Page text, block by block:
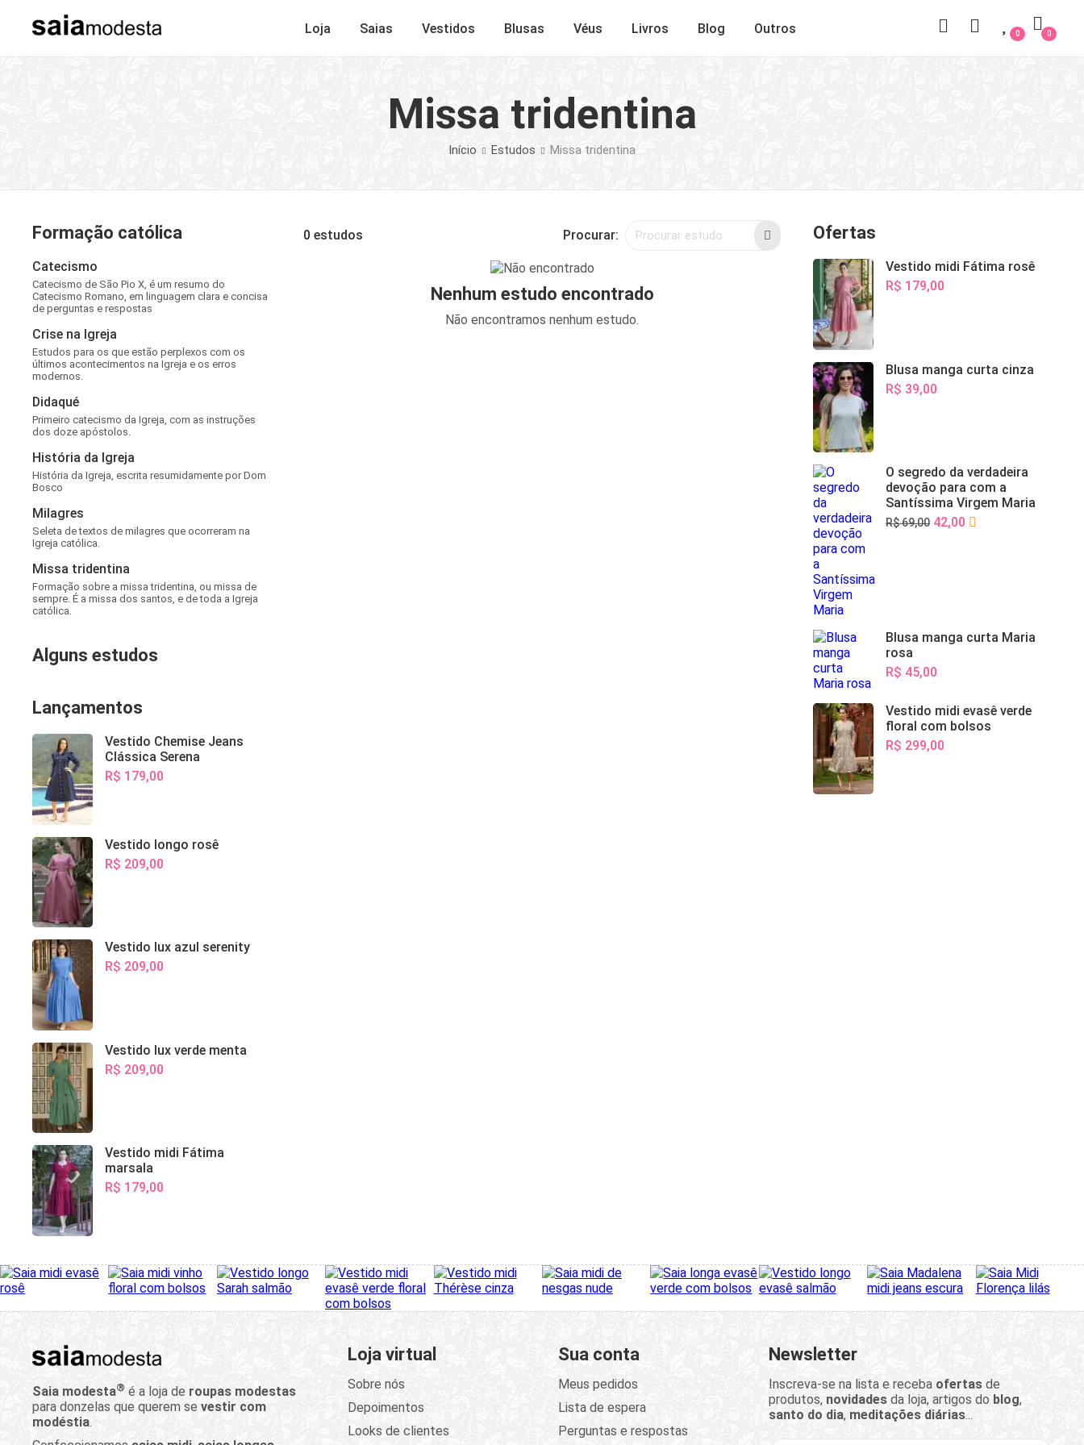
Loja Saias Vestidos Blusas Véus Livros Blog Outros 0
0
Missa tridentina
Início Estudos Missa tridentina
Formação católica
Catecismo
Catecismo de São Pio X, é um resumo do
Catecismo Romano, em linguagem clara e concisa
de perguntas e respostas
Crise na Igreja
Estudos para os que estão perplexos com os
últimos acontecimentos na Igreja e os erros
modernos.
Didaqué
Primeiro catecismo da Igreja, com as instruções
dos doze apóstolos.
História da Igreja
História da Igreja, escrita resumidamente por Dom
Bosco
Milagres
Seleta de textos de milagres que ocorreram na
Igreja católica.
Missa tridentina
Formação sobre a missa tridentina, ou missa de
sempre. É a missa dos santos, e de toda a Igreja
católica.
Alguns estudos
Lançamentos
Vestido Chemise Jeans
Clássica Serena
R$ 179,00
Vestido longo rosê
R$ 209,00
Vestido lux azul serenity
R$ 209,00
Vestido lux verde menta
R$ 209,00
Vestido midi Fátima
marsala
R$ 179,00
0 estudos Procurar:
Nenhum estudo encontrado
Não encontramos nenhum estudo.
Ofertas
Vestido midi Fátima rosê
R$ 179,00
Blusa manga curta cinza
R$ 39,00
O segredo da verdadeira
devoção para com a
Santíssima Virgem Maria
R$ 69,00 42,00
Blusa manga curta Maria
rosa
R$ 45,00
Vestido midi evasê verde
floral com bolsos
R$ 299,00
Saia modesta® é a loja de roupas modestas
para donzelas que querem se vestir com
modéstia.
Loja virtual
Sobre nós
Depoimentos
Looks de clientes
Sua conta
Meus pedidos
Lista de espera
Perguntas e respostas
Newsletter
Inscreva-se na lista e receba ofertasde
produtos, novidadesda loja, artigos do blog,
santo do dia, meditações diárias...